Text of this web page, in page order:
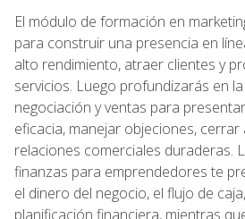
El módulo de formación en
para construir una presencia en
alto rendimiento, atraer clientes y
servicios. Luego profundizarás en
negociación y ventas para
eficacia, manejar objeciones,
relaciones comerciales duraderas.
finanzas para emprendedores te
el dinero del negocio, el flujo de
planificación financiera, mientras